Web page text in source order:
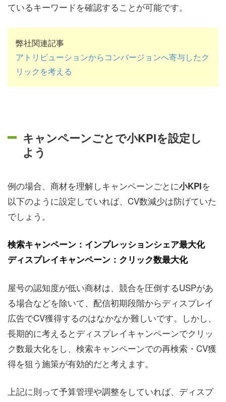
ているキーワードを確認することが可能です。
弊社関連記事
アトリビューションからコンバージョンへ寄与したク
リックを考える
キャンペーンごとで小KPIを設定し
よう
例の場合、商材を理解しキャンペーンごとに小KPIを
以下のように設定していれば、CV数減少は防げていた
でしょう。
検索キャンペーン：インプレッションシェア最大化
ディスプレイキャンペーン：クリック数最大化
屋号の認知度が低い商材は、競合を圧倒するUSPがあ
る場合などを除いて、配信初期段階からディスプレイ
広告でCV獲得するのはなかなか難しいです。しかし、
長期的に考えるとディスプレイキャンペーンでクリッ
ク数最大化をし、検索キャンペーンでの再検索・CV獲
得を狙う施策が有効的だと考えます。
上記に則って予算管理や調整をしていれば、ディスプ